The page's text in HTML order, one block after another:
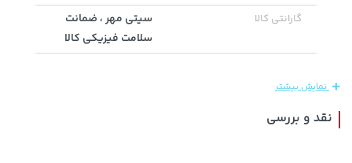
3,079,000 تومان
خرید 67,080,000 تومان خرید
گارانتی کالا
سیتی مهر ، ضمانت
سلامت فیزیکی کالا
نمایش بیشتر
نقد و بررسی